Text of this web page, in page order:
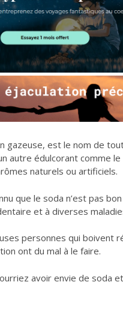
gazeuse, est le nom de
autre édulcorant comme
naturels ou artificiels.
que le soda n’est pas
et à diverses
personnes qui boivent
ont du mal à le faire.
avoir envie de soda